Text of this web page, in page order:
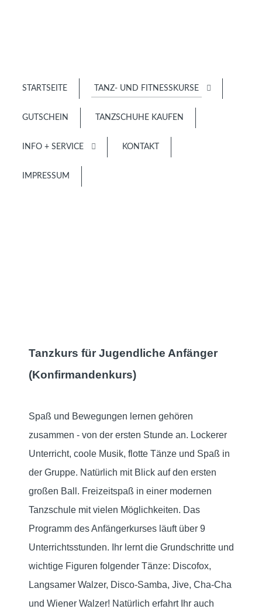
STARTSEITE TANZ- UND FITNESSKURSE
GUTSCHEIN TANZSCHUHE KAUFEN
INFO + SERVICE KONTAKT
IMPRESSUM
Tanzkurs für Jugendliche Anfänger
(Konfirmandenkurs)
Spaß und Bewegungen lernen gehören
zusammen - von der ersten Stunde an. Lockerer
Unterricht, coole Musik, flotte Tänze und Spaß in
der Gruppe. Natürlich mit Blick auf den ersten
großen Ball. Freizeitspaß in einer modernen
Tanzschule mit vielen Möglichkeiten. Das
Programm des Anfängerkurses läuft über 9
Unterrichtsstunden. Ihr lernt die Grundschritte und
wichtige Figuren folgender Tänze: Discofox,
Langsamer Walzer, Disco-Samba, Jive, Cha-Cha
und Wiener Walzer! Natürlich erfahrt Ihr auch